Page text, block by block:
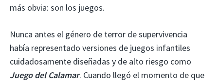
más obvia: son los juegos.
Nunca antes el género de terror de supervivencia
había representado versiones de juegos infantiles
cuidadosamente diseñadas y de alto riesgo como
Juego del Calamar. Cuando llegó el momento de que